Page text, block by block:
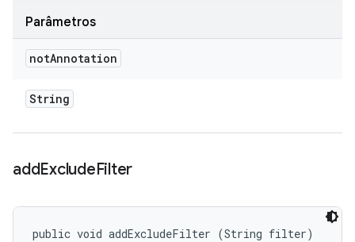
Parâmetros
notAnnotation
String
addExcludeFilter
public void addExcludeFilter (String filter)